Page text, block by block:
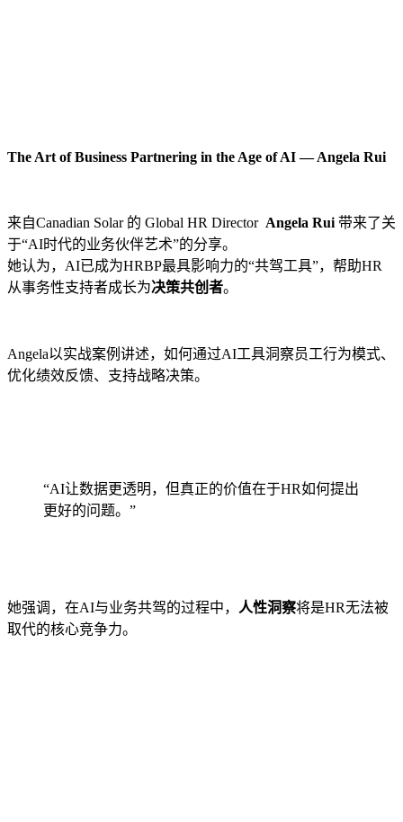
The Art of Business Partnering in the Age of AI — Angela Rui
来自Canadian Solar 的 Global HR Director Angela Rui 带来了关
于“AI时代的业务伙伴艺术”的分享。
她认为，AI已成为HRBP最具影响力的“共驾工具”，帮助HR
从事务性支持者成长为决策共创者。
Angela以实战案例讲述，如何通过AI工具洞察员工行为模式、
优化绩效反馈、支持战略决策。
“AI让数据更透明，但真正的价值在于HR如何提出
更好的问题。”
她强调，在AI与业务共驾的过程中， 人性洞察将是HR无法被
取代的核心竞争力。